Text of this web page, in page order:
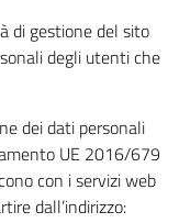
di gestione del sito
degli utenti che
dei dati personali
UE 2016/679
con i servizi web
dall’indirizzo: